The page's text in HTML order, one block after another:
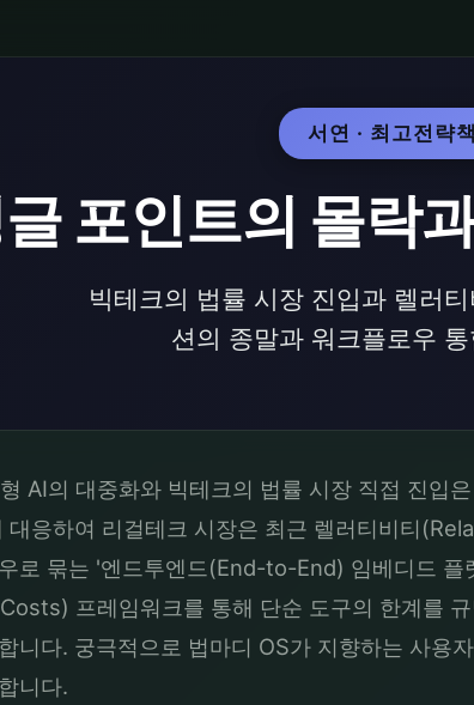
서연 · 최고전략
포인트의 몰락
빅테크의 법률 시장 진입과 렐러
션의 종말과 워크플로우
AI의 대중화와 빅테크의 법률 시장 직접 진입
대응하여 리걸테크 시장은 최근 렐러티비티
로 묶는 '엔드투엔드(End-to-End) 임베디드
프레임워크를 통해 단순 도구의 한계를
니다. 궁극적으로 법마디 OS가 지향하는 사용
니다.